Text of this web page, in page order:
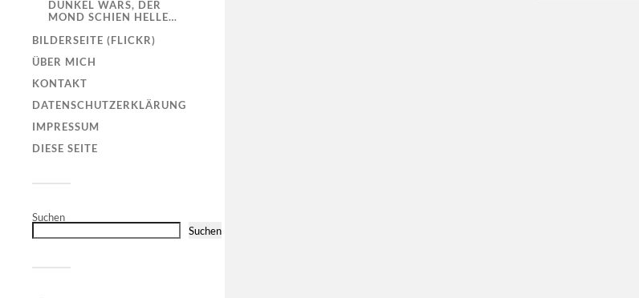
DUNKEL WARS, DER
MOND SCHIEN HELLE…
BILDERSEITE (FLICKR)
ÜBER MICH
KONTAKT
DATENSCHUTZERKLÄRUNG
IMPRESSUM
DIESE SEITE
Suchen
Suchen